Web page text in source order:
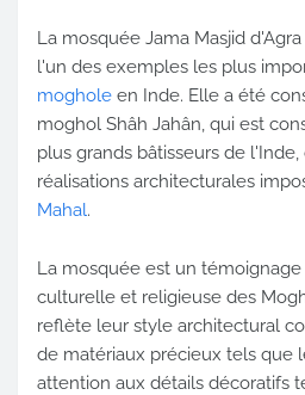
La mosquée Jama Masjid
l'un des exemples les plus
moghole en Inde. Elle a été
moghol Shâh Jahân, qui est
plus grands bâtisseurs de
réalisations architecturales
Mahal.
La mosquée est un
culturelle et religieuse des
reflète leur style architectural
de matériaux précieux tels que
attention aux détails décoratifs